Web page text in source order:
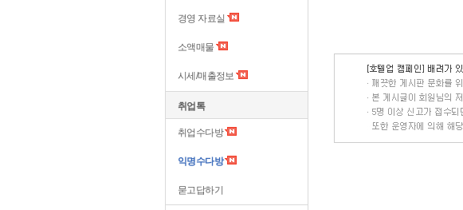
경영 자료실
소액매물
시세/매출정보
취업톡
취업수다방
익명수다방
묻고답하기